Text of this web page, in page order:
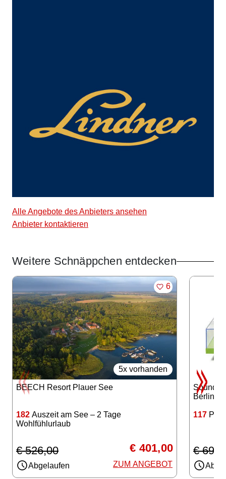
Alle Angebote des Anbieters ansehen
Anbieter kontaktieren
Weitere Schnäppchen entdecken
Angebote im Slider
5x vorhanden
MERKEN
6
BEECH Resort Plauer See
182 Auszeit am See – 2 Tage
Wohlfühlurlaub
€ 526,00
Abgelaufen
€ 401,00
ZUM ANGEBOT
Sound
Berlin
117
€